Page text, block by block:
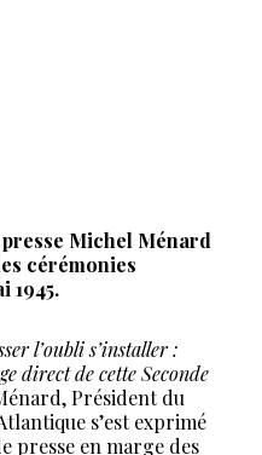
Michel Ménard
cérémonies
1945.
l’oubli s’installer :
direct de cette Seconde
Président du
s’est exprimé
presse en marge des